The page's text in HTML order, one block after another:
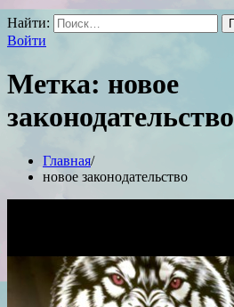
Найти:
Войти
Метка: новое
законодательство
Главная
новое законодательство